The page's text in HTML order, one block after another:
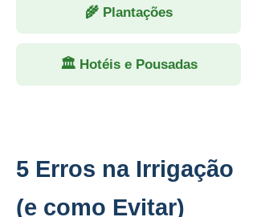
🌾 Plantações
🏛 Hotéis e Pousadas
5 Erros na Irrigação
(e como Evitar)